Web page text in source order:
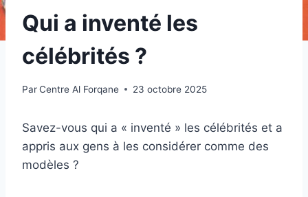
Qui a inventé les
célébrités ?
ParCentre Al Forqane 23 octobre 2025
Savez-vous qui a « inventé » les célébrités et a
appris aux gens à les considérer comme des
modèles ?